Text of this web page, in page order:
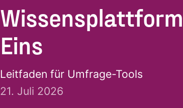
Wissensplattform
Eins
Leitfaden für Umfrage-Tools
21. Juli 2026